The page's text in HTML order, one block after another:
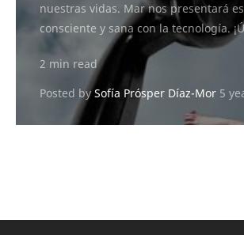
nuestras vidas. Mar nos presentará
consciente y sana con la tecnología.
2 min read
Posted bySofía Prósper Díaz-Mor 5